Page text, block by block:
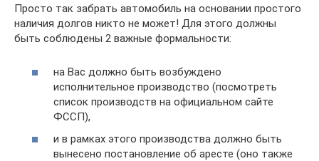
Просто так забрать автомобиль на основании простого
наличия долгов никто не может! Для этого должны
быть соблюдены 2 важные формальности:
на Вас должно быть возбуждено
исполнительное производство (посмотреть
список производств на официальном сайте
ФССП),
и в рамках этого производства должно быть
вынесено постановление об аресте (оно также